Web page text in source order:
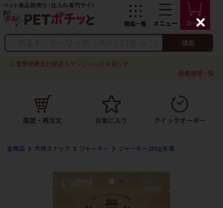
検索
夏季休業及び発送スケジュールのお知らせ
新着情報一覧
全商品 犬用スナック ジャーキー ジャーキー200g未満
C
l
s